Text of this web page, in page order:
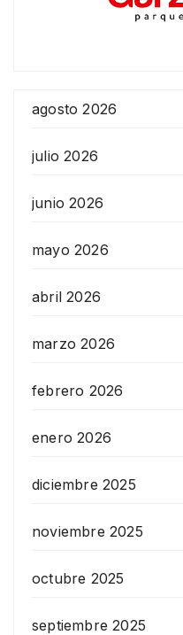
agosto 2026
julio 2026
junio 2026
mayo 2026
abril 2026
marzo 2026
febrero 2026
enero 2026
diciembre 2025
noviembre 2025
octubre 2025
septiembre 2025